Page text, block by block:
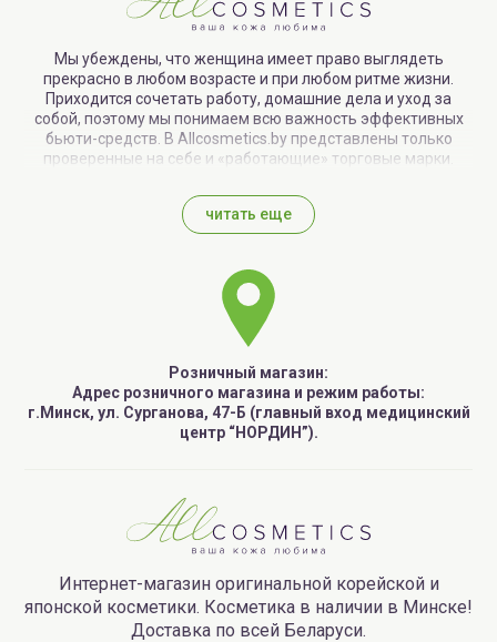
Мы убеждены, что женщина имеет право выглядеть
прекрасно в любом возрасте и при любом ритме жизни.
Приходится сочетать работу, домашние дела и уход за
собой, поэтому мы понимаем всю важность эффективных
бьюти-средств. В Allcosmetics.by представлены только
проверенные на себе и «работающие» торговые марки.
читать еще
Розничный магазин:
Адрес розничного магазина и режим работы:
г.Минск, ул. Сурганова, 47-Б (главный вход медицинский
центр “НОРДИН”).
Интернет-магазин оригинальной корейской и
японской косметики. Косметика в наличии в Минске!
Доставка по всей Беларуси.